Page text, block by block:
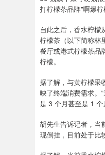
打柠檬茶品牌"啊爆
自此之后，香水柠檬
柠檬茶（以下简称林
餐厅或港式柠檬茶品
柠檬。
据了解，与黄柠檬采
映了终端消费需求。
是 3 个月甚至是 1 个
胡先生告诉记者，当
现倒挂，目前处于比